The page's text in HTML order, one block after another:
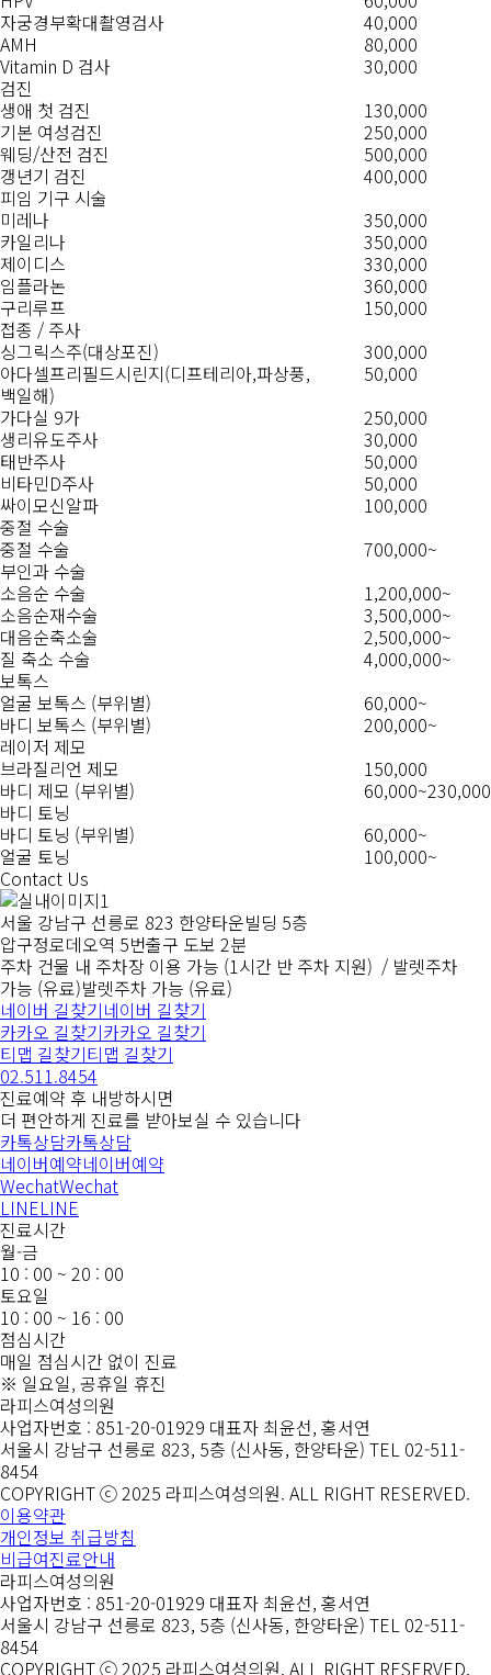
자궁경부확대촬영검사
40,000
AMH
80,000
Vitamin D 검사
30,000
검진
생애 첫 검진
130,000
기본 여성검진
250,000
웨딩/산전 검진
500,000
갱년기 검진
400,000
피임 기구 시술
미레나
350,000
카일리나
350,000
제이디스
330,000
임플라논
360,000
구리루프
150,000
접종 / 주사
싱그릭스주(대상포진)
300,000
아다셀프리필드시린지(디프테리아,파상풍,
백일해)
50,000
가다실 9가
250,000
생리유도주사
30,000
태반주사
50,000
비타민D주사
50,000
싸이모신알파
100,000
중절 수술
중절 수술
700,000~
부인과 수술
소음순 수술
1,200,000~
소음순재수술
3,500,000~
대음순축소술
2,500,000~
질 축소 수술
4,000,000~
보톡스
얼굴 보톡스 (부위별)
60,000~
바디 보톡스 (부위별)
200,000~
레이저 제모
브라질리언 제모
150,000
바디 제모 (부위별)
60,000~230,000
바디 토닝
바디 토닝 (부위별)
60,000~
얼굴 토닝
100,000~
Contact Us
서울 강남구 선릉로 823 한양타운빌딩 5층
압구정로데오역 5번출구 도보 2분
주차 건물 내 주차장 이용 가능 (1시간 반 주차 지원) / 발렛주차
가능 (유료)발렛주차 가능 (유료)
네이버 길찾기네이버 길찾기
카카오 길찾기카카오 길찾기
티맵 길찾기티맵 길찾기
02.511.8454
진료예약 후 내방하시면
더 편안하게 진료를 받아보실 수 있습니다
카톡상담카톡상담
네이버예약네이버예약
WechatWechat
LINELINE
진료시간
월-금
10 : 00 ~ 20 : 00
토요일
10 : 00 ~ 16 : 00
점심시간
매일 점심시간 없이 진료
※ 일요일, 공휴일 휴진
라피스여성의원
사업자번호 : 851-20-01929 대표자 최윤선, 홍서연
서울시 강남구 선릉로 823, 5층 (신사동, 한양타운) TEL 02-511-
8454
COPYRIGHT ⓒ 2025 라피스여성의원. ALL RIGHT RESERVED.
이용약관
개인정보 취급방침
비급여진료안내
라피스여성의원
사업자번호 : 851-20-01929 대표자 최윤선, 홍서연
서울시 강남구 선릉로 823, 5층 (신사동, 한양타운) TEL 02-511-
8454
COPYRIGHT ⓒ 2025 라피스여성의원. ALL RIGHT RESERVED.